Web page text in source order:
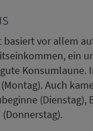
basiert vor allem
ein
Auch